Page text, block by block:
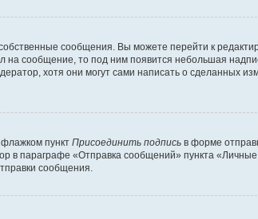
сообщения. Вы можете перейти к
сообщение, то под ним появится небольшая
хотя они могут сами написать о сделанных
пункт Присоединить подпись в форме
параграфе «Отправка сообщений» пункта
сообщения.